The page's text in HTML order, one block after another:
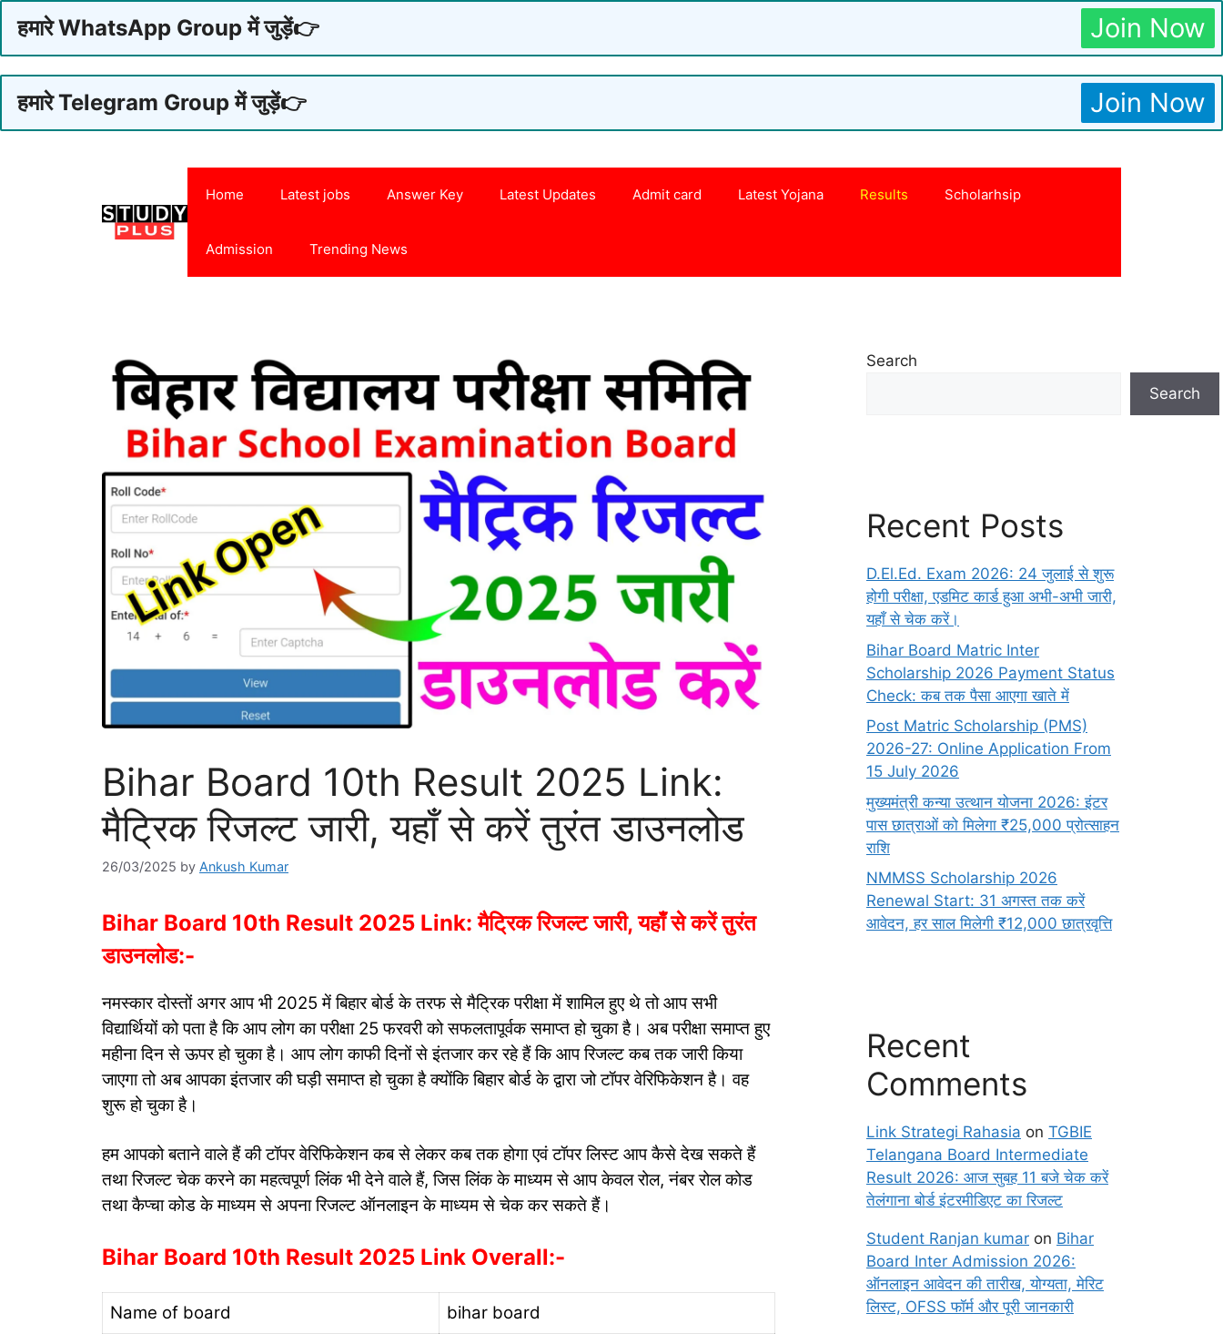
हमारे WhatsApp Group में जुड़ें👉 Join Now
हमारे Telegram Group में जुड़ें👉 Join Now
Home Latest jobs Answer Key Latest Updates Admit card Latest Yojana Results Scholarhsip
Admission Trending News
Bihar Board 10th Result 2025 Link:
मैट्रिक रिजल्ट जारी, यहाँ से करें तुरंत डाउनलोड
26/03/2025 by Ankush Kumar
Bihar Board 10th Result 2025 Link: मैट्रिक रिजल्ट जारी, यहाँ से करें तुरंत
डाउनलोड:-
नमस्कार दोस्तों अगर आप भी 2025 में बिहार बोर्ड के तरफ से मैट्रिक परीक्षा में शामिल हुए थे तो आप सभी
विद्यार्थियों को पता है कि आप लोग का परीक्षा 25 फरवरी को सफलतापूर्वक समाप्त हो चुका है। अब परीक्षा समाप्त हुए
महीना दिन से ऊपर हो चुका है। आप लोग काफी दिनों से इंतजार कर रहे हैं कि आप रिजल्ट कब तक जारी किया
जाएगा तो अब आपका इंतजार की घड़ी समाप्त हो चुका है क्योंकि बिहार बोर्ड के द्वारा जो टॉपर वेरिफिकेशन है। वह
शुरू हो चुका है।
हम आपको बताने वाले हैं की टॉपर वेरिफिकेशन कब से लेकर कब तक होगा एवं टॉपर लिस्ट आप कैसे देख सकते हैं
तथा रिजल्ट चेक करने का महत्वपूर्ण लिंक भी देने वाले हैं, जिस लिंक के माध्यम से आप केवल रोल, नंबर रोल कोड
तथा कैप्चा कोड के माध्यम से अपना रिजल्ट ऑनलाइन के माध्यम से चेक कर सकते हैं।
Bihar Board 10th Result 2025 Link Overall:-
Name of board
bihar board
Search
Search
Recent Posts
D.El.Ed. Exam 2026: 24 जुलाई से शुरू
होगी परीक्षा, एडमिट कार्ड हुआ अभी-अभी जारी,
यहाँ से चेक करें।
Bihar Board Matric Inter
Scholarship 2026 Payment Status
Check: कब तक पैसा आएगा खाते में
Post Matric Scholarship (PMS)
2026-27: Online Application From
15 July 2026
मुख्यमंत्री कन्या उत्थान योजना 2026: इंटर
पास छात्राओं को मिलेगा ₹25,000 प्रोत्साहन
राशि
NMMSS Scholarship 2026
Renewal Start: 31 अगस्त तक करें
आवेदन, हर साल मिलेगी ₹12,000 छात्रवृत्ति
Recent
Comments
Link Strategi Rahasia on TGBIE
Telangana Board Intermediate
Result 2026: आज सुबह 11 बजे चेक करें
तेलंगाना बोर्ड इंटरमीडिएट का रिजल्ट
Student Ranjan kumar on Bihar
Board Inter Admission 2026:
ऑनलाइन आवेदन की तारीख, योग्यता, मेरिट
लिस्ट, OFSS फॉर्म और पूरी जानकारी